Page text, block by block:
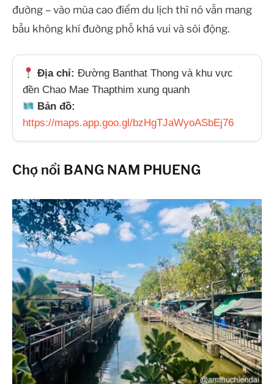
đường – vào mùa cao điểm du lịch thì nó vẫn mang
bầu không khí đường phố khá vui và sôi động.
Địa chỉ: Đường Banthat Thong và khu vực
đền Chao Mae Thapthim xung quanh
Bản đồ:
https://maps.app.goo.gl/bzHgTJaWyoASbEj76
Chợ nổi BANG NAM PHUENG